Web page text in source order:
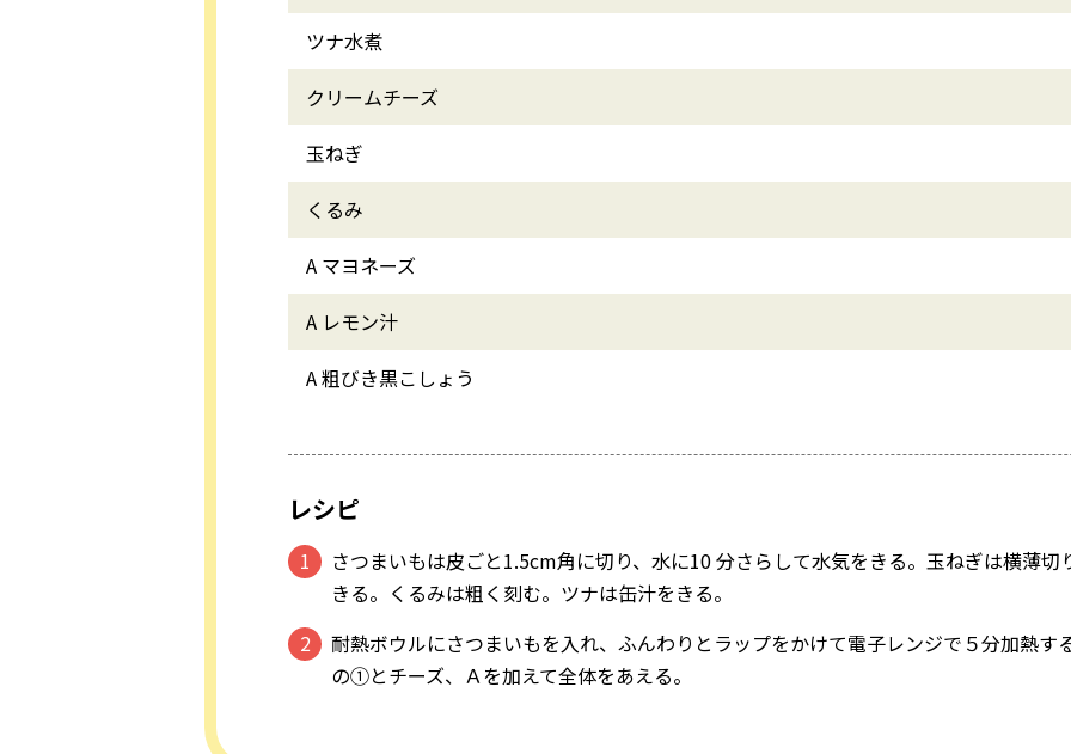
ツナ水煮
クリームチーズ
玉ねぎ
くるみ
A マヨネーズ
A レモン汁
A 粗びき黒こしょう
レシピ
さつまいもは皮ごと1.5cm角に切り、水に10 分さらして水気をきる。玉ねぎは横薄
きる。くるみは粗く刻む。ツナは缶汁をきる。
耐熱ボウルにさつまいもを入れ、ふんわりとラップをかけて電子レンジで５分加熱す
の①とチーズ、Ａを加えて全体をあえる。